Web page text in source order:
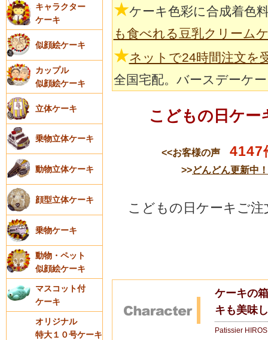
キャラクター
ケーキ
似顔絵ケーキ
カップル
似顔絵ケーキ
立体ケーキ
乗物立体ケーキ
動物立体ケーキ
顔型立体ケーキ
乗物ケーキ
動物・ペット
似顔絵ケーキ
マスコット付
ケーキ
オリジナル
特大１０号ケーキ
★ケーキ色彩に合成着色
も食べれる豆乳クリーム
★ネットで24時間注文を
全国宅配。バースデーケ
こどもの日ケー
<<お客様の声 4147
>>どんどん更新中
こどもの日ケーキご
ケーキの
キも美味
Patissier